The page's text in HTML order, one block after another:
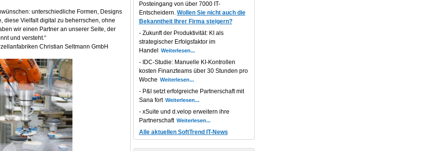
unterschiedliche Formen, Designs
diese Vielfalt digital zu beherrschen, ohne
wir einen Partner an unserer Seite, der
und versteht.“
Christian Seltmann GmbH
Posteingang von über 7000 IT-
Entscheidern. Wollen Sie nicht auch die
Bekanntheit Ihrer Firma steigern?
Zukunft der Produktivität: KI als
strategischer Erfolgsfaktor im
Handel
IDC-Studie: Manuelle KI-Kontrollen
kosten Finanzteams über 30 Stunden pro
Woche
P&I setzt erfolgreiche Partnerschaft mit
Sana fort
xSuite und d.velop erweitern ihre
Partnerschaft
Alle aktuellen SoftTrend IT-News